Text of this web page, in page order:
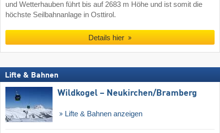
und Wetterhauben führt bis auf 2683 m Höhe und ist somit die
höchste Seilbahnanlage in Osttirol.
Details hier
Lifte & Bahnen
Wildkogel – Neukirchen/​Bramberg
Lifte & Bahnen anzeigen